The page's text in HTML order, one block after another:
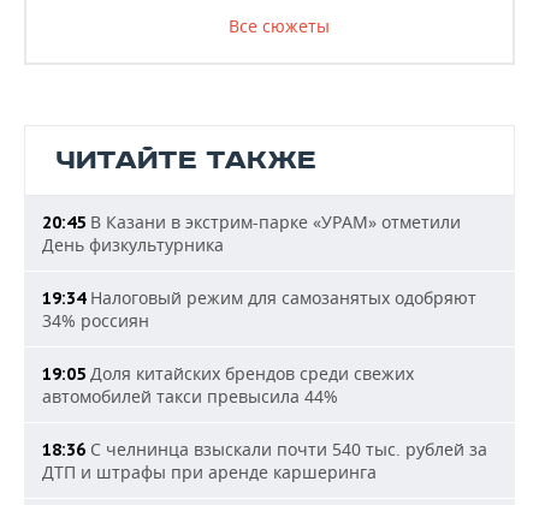
Все сюжеты
ЧИТАЙТЕ ТАКЖЕ
20:45 В Казани в экстрим-парке «УРАМ» отметили
День физкультурника
19:34Налоговый режим для самозанятых одобряют
34% россиян
19:05 Доля китайских брендов среди свежих
автомобилей такси превысила 44%
18:36 С челнинца взыскали почти 540 тыс. рублей за
ДТП и штрафы при аренде каршеринга